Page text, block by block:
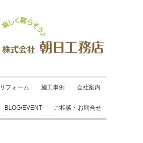
リフォーム 施工事例 会社案内
BLOG/EVENT ご相談・お問合せ